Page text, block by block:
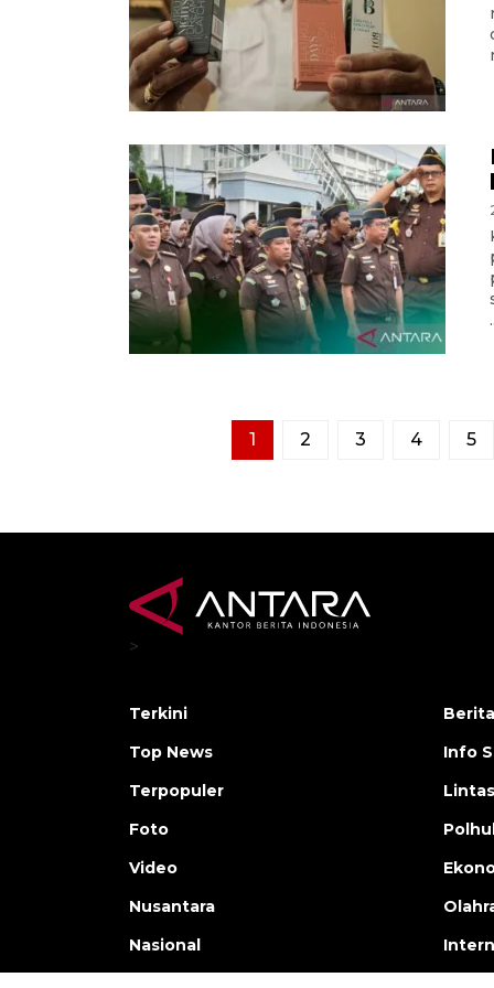
1 2 3 4 5
>
Terkini
Top News
Terpopuler
Foto
Video
Nusantara
Nasional
Info